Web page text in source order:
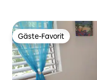
Gäste-Favorit
Gäste-Favorit